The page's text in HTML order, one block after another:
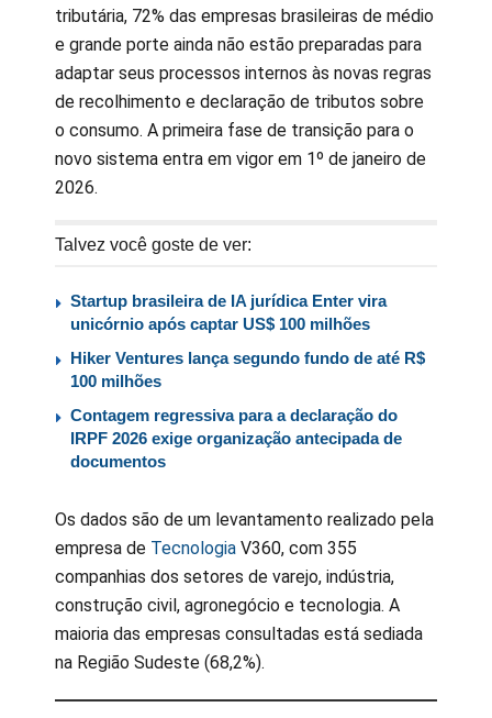
tributária, 72% das empresas brasileiras de médio
e grande porte ainda não estão preparadas para
adaptar seus processos internos às novas regras
de recolhimento e declaração de tributos sobre
o consumo. A primeira fase de transição para o
novo sistema entra em vigor em 1º de janeiro de
2026.
Talvez você goste de ver:
Startup brasileira de IA jurídica Enter vira
unicórnio após captar US$ 100 milhões
Hiker Ventures lança segundo fundo de até R$
100 milhões
Contagem regressiva para a declaração do
IRPF 2026 exige organização antecipada de
documentos
Os dados são de um levantamento realizado pela
empresa de Tecnologia V360, com 355
companhias dos setores de varejo, indústria,
construção civil, agronegócio e tecnologia. A
maioria das empresas consultadas está sediada
na Região Sudeste (68,2%).